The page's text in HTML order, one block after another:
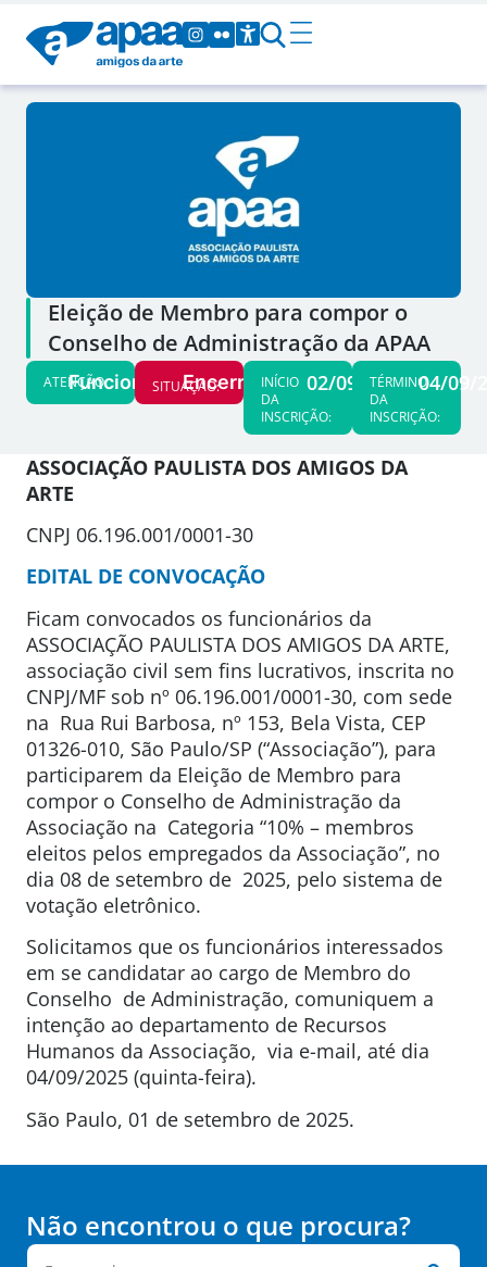
Eleição de Membro para compor o
Conselho de Administração da APAA
ATENÇÃO:
Funcionários
SITUAÇÃO:
EncerradoINÍCIO
DA
INSCRIÇÃO:
02/09/25TÉRMINO
DA
INSCRIÇÃO:
04/09/
ASSOCIAÇÃO PAULISTA DOS AMIGOS DA
ARTE
CNPJ 06.196.001/0001-30
EDITAL DE CONVOCAÇÃO
Ficam convocados os funcionários da
ASSOCIAÇÃO PAULISTA DOS AMIGOS DA ARTE,
associação civil sem fins lucrativos, inscrita no
CNPJ/MF sob nº 06.196.001/0001-30, com sede
na Rua Rui Barbosa, nº 153, Bela Vista, CEP
01326-010, São Paulo/SP (“Associação”), para
participarem da Eleição de Membro para
compor o Conselho de Administração da
Associação na Categoria “10% – membros
eleitos pelos empregados da Associação”, no
dia 08 de setembro de 2025, pelo sistema de
votação eletrônico.
Solicitamos que os funcionários interessados
em se candidatar ao cargo de Membro do
Conselho de Administração, comuniquem a
intenção ao departamento de Recursos
Humanos da Associação, via e-mail, até dia
04/09/2025 (quinta-feira).
São Paulo, 01 de setembro de 2025.
Não encontrou o que procura?